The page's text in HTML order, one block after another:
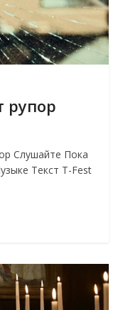
рупор
Слушайте Пока
Текст T-Fest